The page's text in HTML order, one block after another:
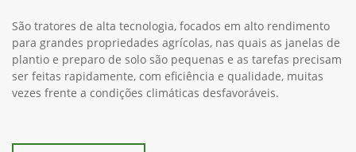
São tratores de alta tecnologia, focados em alto rendimento
para grandes propriedades agrícolas, nas quais as janelas de
plantio e preparo de solo são pequenas e as tarefas precisam
ser feitas rapidamente, com eficiência e qualidade, muitas
vezes frente a condições climáticas desfavoráveis.